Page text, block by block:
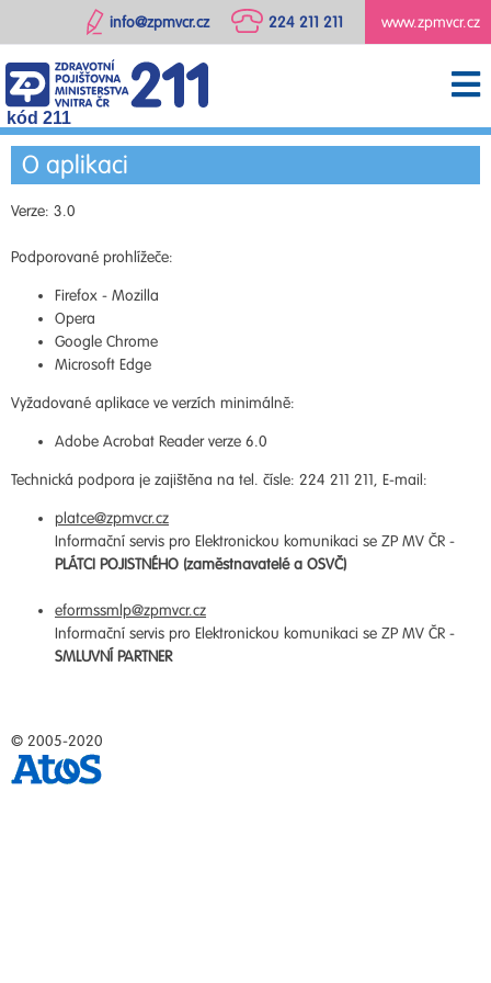
www.zpmvcr.cz
224 211 211
info@zpmvcr.cz
kód 211
O aplikaci
Verze: 3.0
Podporované prohlížeče:
Firefox - Mozilla
Opera
Google Chrome
Microsoft Edge
Vyžadované aplikace ve verzích minimálně:
Adobe Acrobat Reader verze 6.0
Technická podpora je zajištěna na tel. čísle: 224 211 211, E-mail:
platce@zpmvcr.cz
Informační servis pro Elektronickou komunikaci se ZP MV ČR -
PLÁTCI POJISTNÉHO (zaměstnavatelé a OSVČ)
eformssmlp@zpmvcr.cz
Informační servis pro Elektronickou komunikaci se ZP MV ČR -
SMLUVNÍ PARTNER
© 2005-2020